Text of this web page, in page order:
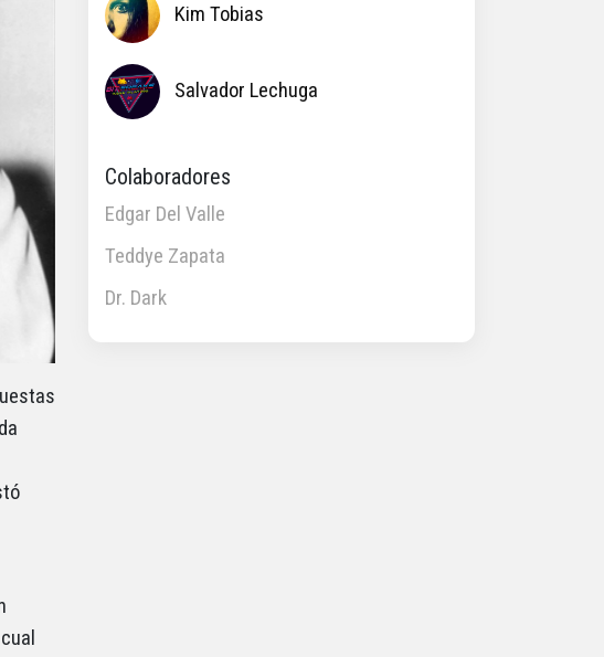
Kim Tobias
Salvador Lechuga
Colaboradores
Edgar Del Valle
Teddye Zapata
Dr. Dark